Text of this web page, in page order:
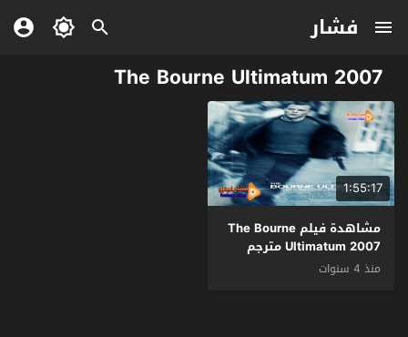
فشار
The Bourne Ultimatum 2007
1:55:17
مشاهدة فيلم The Bourne
Ultimatum 2007 مترجم
منذ 4 سنوات